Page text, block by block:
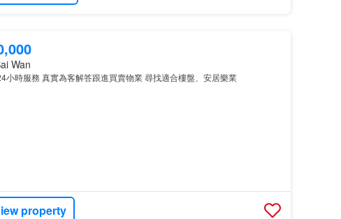
Wan
小時服務 真實為客解答跟進買賣物業 尋找適合樓盤、安居樂業
property